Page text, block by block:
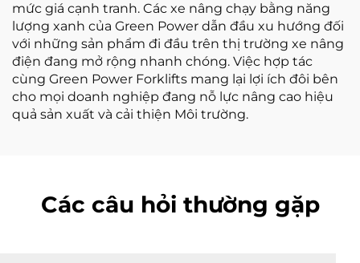
mức giá cạnh tranh. Các xe nâng chạy bằng năng
lượng xanh của Green Power dẫn đầu xu hướng đối
với những sản phẩm đi đầu trên thị trường xe nâng
điện đang mở rộng nhanh chóng. Việc hợp tác
cùng Green Power Forklifts mang lại lợi ích đôi bên
cho mọi doanh nghiệp đang nỗ lực nâng cao hiệu
quả sản xuất và cải thiện Môi trường.
Các câu hỏi thường gặp